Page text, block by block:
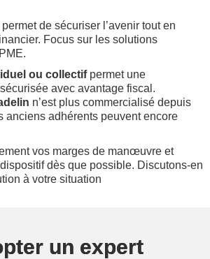
de sécuriser l’avenir tout en
Focus sur les solutions
ou collectifpermet une
avec avantage fiscal.
n’est plus commercialisé depuis
anciens adhérents peuvent encore
vos marges de manœuvre et
dès que possible. Discutons-en
à votre situation
un expert